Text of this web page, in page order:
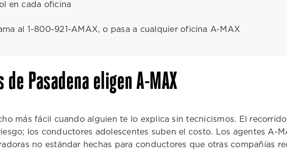
en cada oficina
al 1-800-921-AMAX, o pasa a cualquier oficina A-MAX
Pasadena eligen A-MAX
más fácil cuando alguien te lo explica sin tecnicismos. El
los conductores adolescentes suben el costo. Los agentes A-
no estándar hechas para conductores que otras compañías